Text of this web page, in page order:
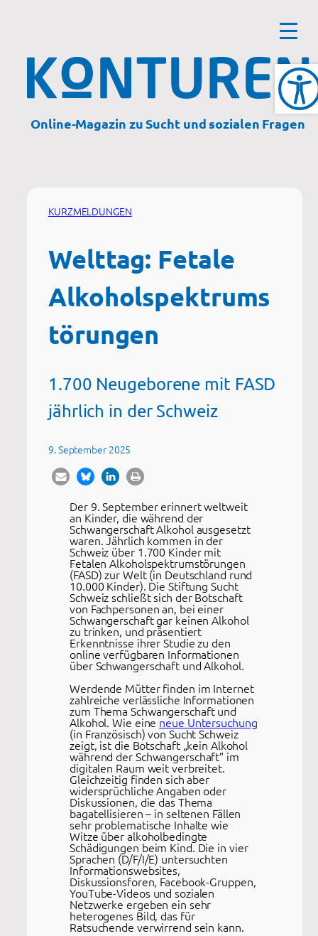
Online-Magazin zu Sucht und sozialen Fragen
KURZMELDUNGEN
Welttag: Fetale
Alkoholspektrums
törungen
1.700 Neugeborene mit FASD
jährlich in der Schweiz
9. September 2025
Der 9. September erinnert weltweit
an Kinder, die während der
Schwangerschaft Alkohol ausgesetzt
waren. Jährlich kommen in der
Schweiz über 1.700 Kinder mit
Fetalen Alkoholspektrumstörungen
(FASD) zur Welt (in Deutschland rund
10.000 Kinder). Die Stiftung Sucht
Schweiz schließt sich der Botschaft
von Fachpersonen an, bei einer
Schwangerschaft gar keinen Alkohol
zu trinken, und präsentiert
Erkenntnisse ihrer Studie zu den
online verfügbaren Informationen
über Schwangerschaft und Alkohol.
Werdende Mütter finden im Internet
zahlreiche verlässliche Informationen
zum Thema Schwangerschaft und
Alkohol. Wie eine neue Untersuchung
(in Französisch) von Sucht Schweiz
zeigt, ist die Botschaft „kein Alkohol
während der Schwangerschaft” im
digitalen Raum weit verbreitet.
Gleichzeitig finden sich aber
widersprüchliche Angaben oder
Diskussionen, die das Thema
bagatellisieren – in seltenen Fällen
sehr problematische Inhalte wie
Witze über alkoholbedingte
Schädigungen beim Kind. Die in vier
Sprachen (D/F/I/E) untersuchten
Informationswebsites,
Diskussionsforen, Facebook-Gruppen,
YouTube-Videos und sozialen
Netzwerke ergeben ein sehr
heterogenes Bild, das für
Ratsuchende verwirrend sein kann.